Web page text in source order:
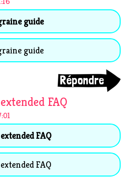
guide
guide
Répondre
FAQ
FAQ
FAQ